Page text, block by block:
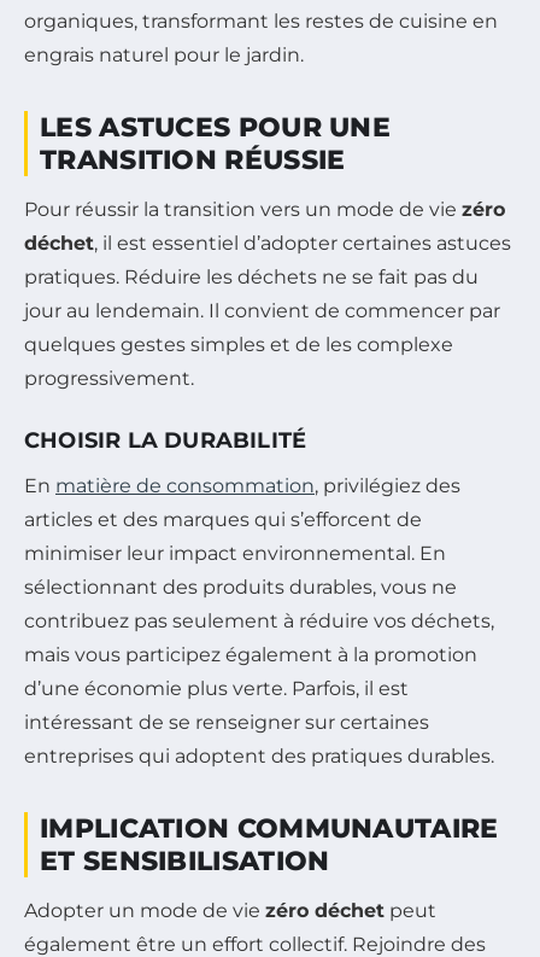
organiques, transformant les restes de cuisine en
engrais naturel pour le jardin.
LES ASTUCES POUR UNE
TRANSITION RÉUSSIE
Pour réussir la transition vers un mode de vie zéro
déchet, il est essentiel d’adopter certaines astuces
pratiques. Réduire les déchets ne se fait pas du
jour au lendemain. Il convient de commencer par
quelques gestes simples et de les complexe
progressivement.
CHOISIR LA DURABILITÉ
En matière de consommation, privilégiez des
articles et des marques qui s’efforcent de
minimiser leur impact environnemental. En
sélectionnant des produits durables, vous ne
contribuez pas seulement à réduire vos déchets,
mais vous participez également à la promotion
d’une économie plus verte. Parfois, il est
intéressant de se renseigner sur certaines
entreprises qui adoptent des pratiques durables.
IMPLICATION COMMUNAUTAIRE
ET SENSIBILISATION
Adopter un mode de vie zéro déchet peut
également être un effort collectif. Rejoindre des